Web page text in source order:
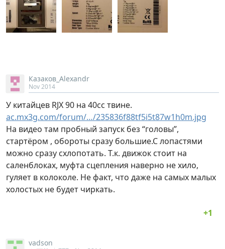
Казаков_Alexandr
Nov 2014
У китайцев RJX 90 на 40сс твине.
ac.mx3g.com/forum/…/235836f88tf5i5t87w1h0m.jpg
На видео там пробный запуск без “головы”,
стартёром , обороты сразу большие.С лопастями
можно сразу схлопотать. Т.к. движок стоит на
саленблоках, муфта сцепления наверно не хило,
гуляет в колоколе. Не факт, что даже на самых малых
холостых не будет чиркать.
vadson